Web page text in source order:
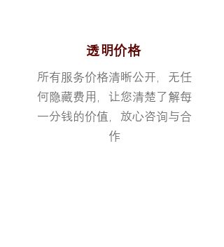
透明价格
所有服务价格清晰公开，无任
何隐藏费用，让您清楚了解每
一分钱的价值，放心咨询与合
作